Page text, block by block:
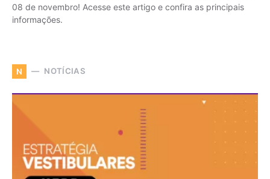
08 de novembro! Acesse este artigo e confira as principais
informações.
N NOTÍCIAS